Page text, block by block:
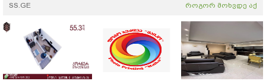
SS.GE როგორ მოხვდე აქ